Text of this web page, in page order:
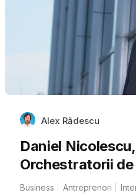
Alex Rădescu
Daniel
Orchestratorii
Business Antreprenori